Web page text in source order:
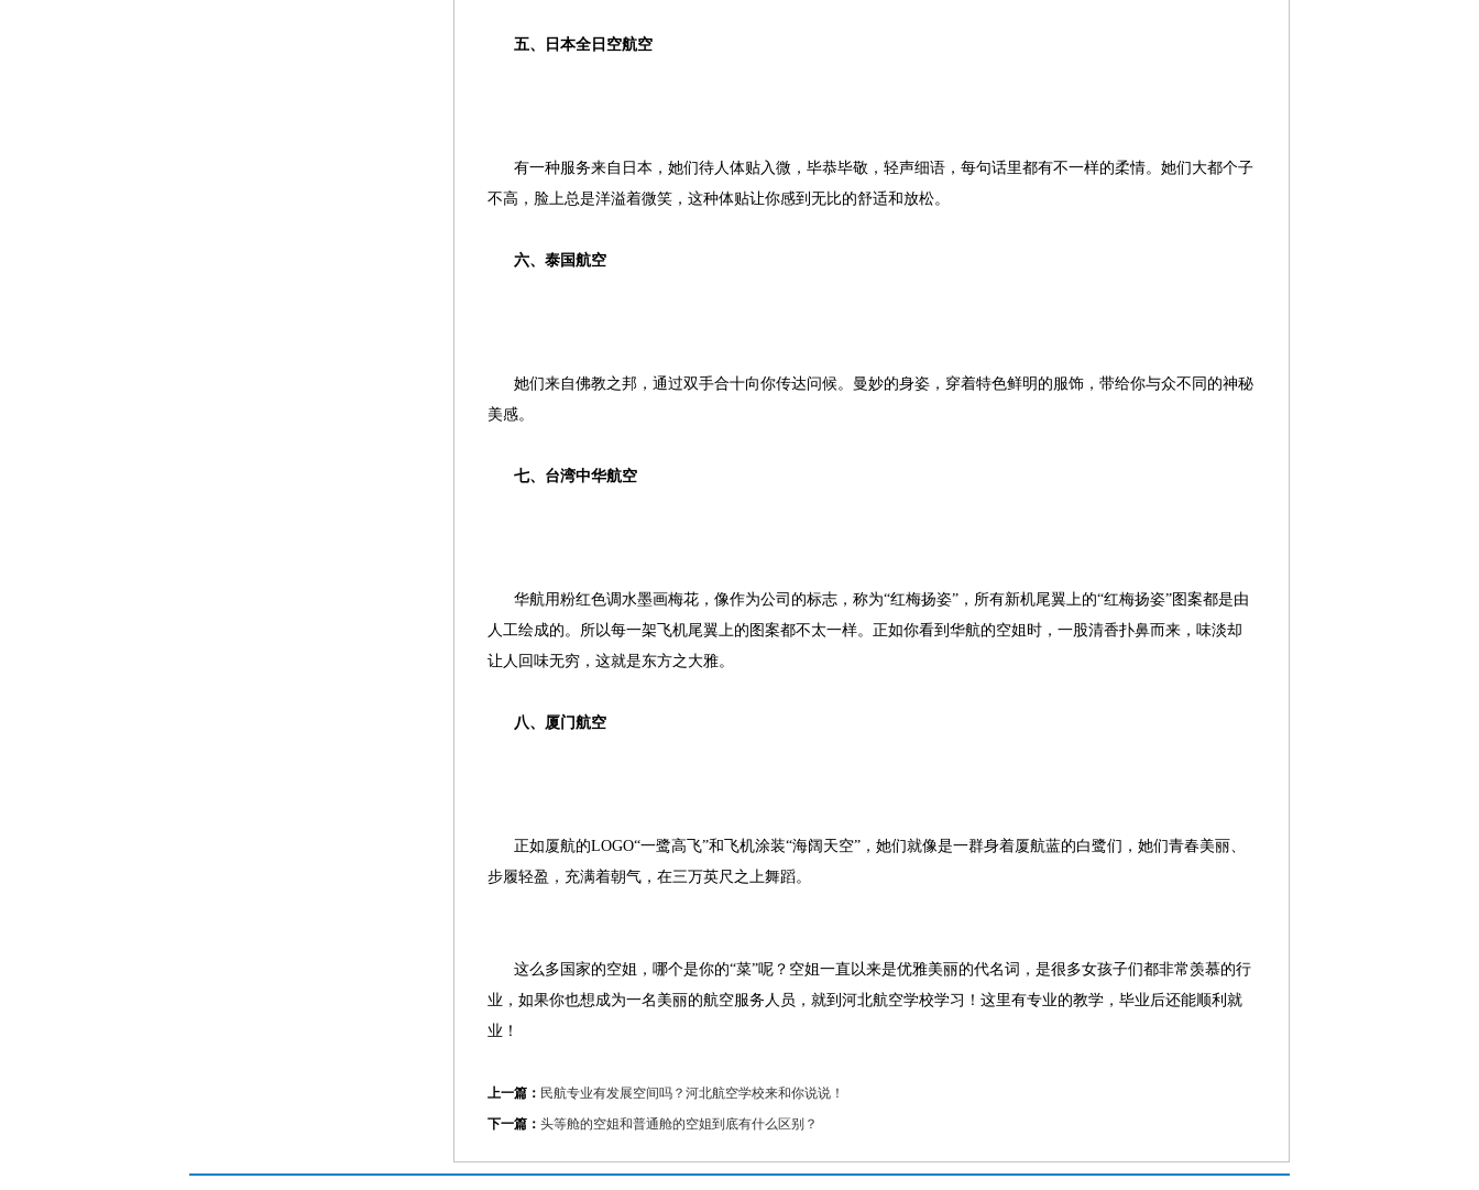
五、 日本全日空航空
有一种服务来自日本，她们待人体贴入微，毕恭毕敬，轻声细语，每句话里都有不一样的柔情。她们大都个子
不高，脸上总是洋溢着微笑，这种体贴让你感到无比的舒适和放松。
六、 泰国航空
她们来自佛教之邦，通过双手合十向你传达问候。曼妙的身姿，穿着特色鲜明的服饰，带给你与众不同的神秘
美感。
七、 台湾中华航空
华航用粉红色调水墨画梅花，像作为公司的标志，称为“红梅扬姿”，所有新机尾翼上的“红梅扬姿”图案都是由
人工绘成的。所以每一架飞机尾翼上的图案都不太一样。正如你看到华航的空姐时，一股清香扑鼻而来，味淡却
让人回味无穷，这就是东方之大雅。
八、 厦门航空
正如厦航的LOGO“一鹭高飞”和飞机涂装“海阔天空”，她们就像是一群身着厦航蓝的白鹭们，她们青春美丽、
步履轻盈，充满着朝气，在三万英尺之上舞蹈。
这么多国家的空姐，哪个是你的“菜”呢？空姐一直以来是优雅美丽的代名词，是很多女孩子们都非常羡慕的行
业，如果你也想成为一名美丽的航空服务人员，就到河北航空学校学习！这里有专业的教学，毕业后还能顺利就
业！
上一篇： 民航专业有发展空间吗？河北航空学校来和你说说！
下一篇： 头等舱的空姐和普通舱的空姐到底有什么区别？